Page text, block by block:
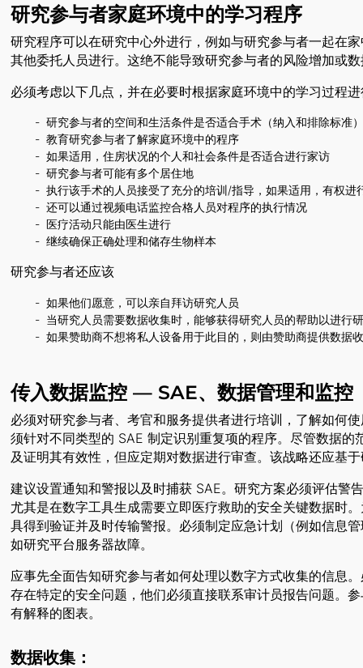
研究参与者家庭环境中的学习程序
研究程序可以在研究中心外进行，例如与研究参与者一起在
其他委托人员进行。这绝不能导致研究参与者的风险增加或
必须考虑以下几点，并在必要时根据家庭环境中的学习过程
研究参与者的空间和生活条件是否适合手术（纳入和排除标准）
教育研究参与者了解家庭环境中的程序
如果适用，住房状况的个人和社会条件是否适合进行家访
研究参与者可能有多个居住地
执行该手术的人员接受了充分的培训/指导，如果适用，有权进
还可以通过视频电话监控合格人员对程序的执行情况
医疗活动只能由医生进行
继续确保正确处理和储存生物样本
研究参与者还应该
如果他们愿意，可以亲自拜访研究人员
当研究人员需要数据收集时，能够获得研究人员的帮助以进行
如果赞助商不想将私人设备用于此目的，则由赞助商提供数据
传入数据监控 — SAE、数据管理和监控
必须对研究参与者、考官和服务提供者进行培训，了解如何
须针对不同类型的 SAE 制定识别重复项的程序。尽管数据
及证明其有效性，但应定期对数据进行审查。该战略还应基
建议设置通知和警报以及时捕获 SAE。研究方案必须评估警
尤其是在数字工具生成需要立即医疗救助的安全关键数据时
具得到验证并及时传输警报。必须制定应急计划（例如信息
如研究平台服务器故障。
应事先全面告知研究参与者如何处理以数字方式收集的信息
存在特定的安全问题，他们必须直接联系审计员报告问题。
有解释的图表。
数据收集：